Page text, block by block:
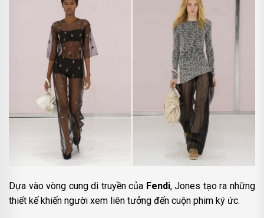
Dựa vào vòng cung di truyền của Fendi, Jones tạo ra những
thiết kế khiến người xem liên tưởng đến cuộn phim ký ức.